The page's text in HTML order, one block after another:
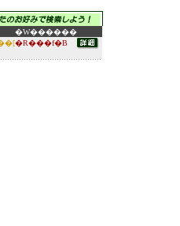
�W������
�R���f�B